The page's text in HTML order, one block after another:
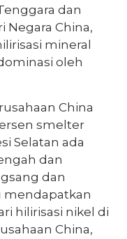
dan
Negara China,
mineral
oleh
China
smelter
Selatan ada
dan
dan
mendapatkan
hilirisasi nikel di
China,